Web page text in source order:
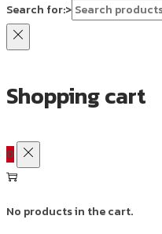
Search for:>
Shopping cart
0
No products in the cart.